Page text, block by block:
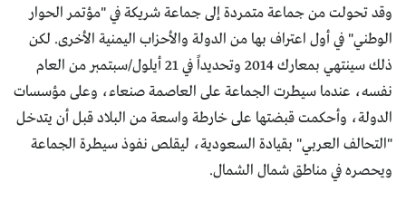
وقد تحولت من جماعة متمردة إلى جماعة شريكة في "مؤتمر الحوار
الوطني" في أول اعتراف بها من الدولة والأحزاب اليمنية الأخرى. لكن
ذلك سينتهي بمعارك 2014 وتحديداً في 21 أيلول/سبتمبر من العام
نفسه، عندما سيطرت الجماعة على العاصمة صنعاء، وعلى مؤسسات
الدولة، وأحكمت قبضتها على خارطة واسعة من البلاد قبل أن يتدخل
"التحالف العربي" بقيادة السعودية، ليقلص نفوذ سيطرة الجماعة
ويحصره في مناطق شمال الشمال.